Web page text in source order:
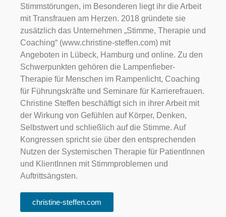
Stimmstörungen, im Besonderen liegt ihr die Arbeit
mit Transfrauen am Herzen. 2018 gründete sie
zusätzlich das Unternehmen „Stimme, Therapie und
Coaching“ (www.christine-steffen.com) mit
Angeboten in Lübeck, Hamburg und online. Zu den
Schwerpunkten gehören die Lampenfieber-
Therapie für Menschen im Rampenlicht, Coaching
für Führungskräfte und Seminare für Karrierefrauen.
Christine Steffen beschäftigt sich in ihrer Arbeit mit
der Wirkung von Gefühlen auf Körper, Denken,
Selbstwert und schließlich auf die Stimme. Auf
Kongressen spricht sie über den entsprechenden
Nutzen der Systemischen Therapie für PatientInnen
und KlientInnen mit Stimmproblemen und
Auftrittsängsten.
christine-steffen.com